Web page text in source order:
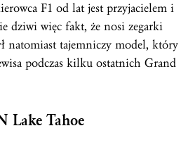
F1 od lat jest przyjacielem i
dziwi więc fakt, że nosi zegarki
natomiast tajemniczy model, który
podczas kilku ostatnich Grand
Lake Tahoe